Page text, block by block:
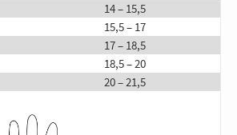
14 – 15,5
15,5 – 17
17 – 18,5
18,5 – 20
20 – 21,5